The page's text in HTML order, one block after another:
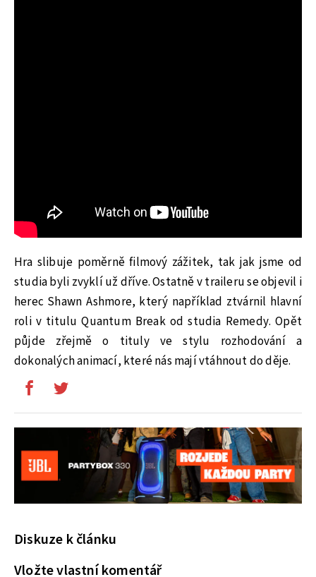
Hra slibuje poměrně filmový zážitek, tak jak jsme od
studia byli zvyklí už dříve. Ostatně v traileru se objevil i
herec Shawn Ashmore, který například ztvárnil hlavní
roli v titulu Quantum Break od studia Remedy. Opět
půjde zřejmě o tituly ve stylu rozhodování a
dokonalých animací, které nás mají vtáhnout do děje.
Diskuze k článku
Vložte vlastní komentář